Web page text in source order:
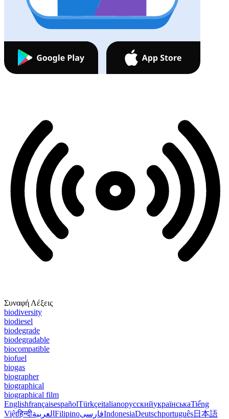
Συναφή Λέξεις
biodiversity
biodiesel
biodegrade
biodegradable
biocompatible
biofuel
biogas
biographer
biographical
biographical film
EnglishfrançaisespañolTürkçeitalianoрусскийукраїнськаTiếng
Việtहिन्दीالعربية FilipinoفارسیIndonesiaDeutschportuguês日本語